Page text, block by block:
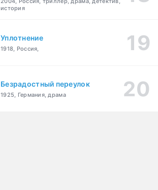
история
Уплотнение
1918, Россия,
Безрадостный переулок
1925, Германия, драма